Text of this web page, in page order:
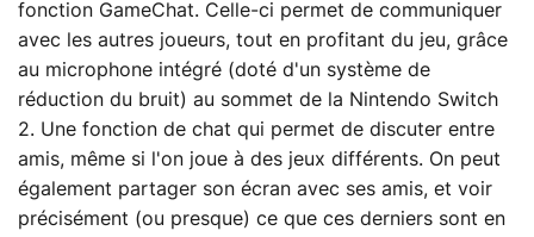
fonction GameChat. Celle-ci permet de communiquer
avec les autres joueurs, tout en profitant du jeu, grâce
au microphone intégré (doté d'un système de
réduction du bruit) au sommet de la Nintendo Switch
2. Une fonction de chat qui permet de discuter entre
amis, même si l'on joue à des jeux différents. On peut
également partager son écran avec ses amis, et voir
précisément (ou presque) ce que ces derniers sont en